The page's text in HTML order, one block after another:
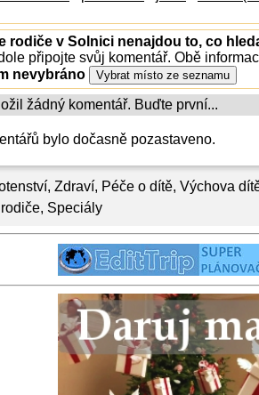
, Zdraví, Péče o dítě, Výchova
, Speciály
rodiče v Solnici nenajdou to, co
připojte svůj komentář. Obě
nevybráno
žádný komentář. Buďte první...
bylo dočasně pozastaveno.